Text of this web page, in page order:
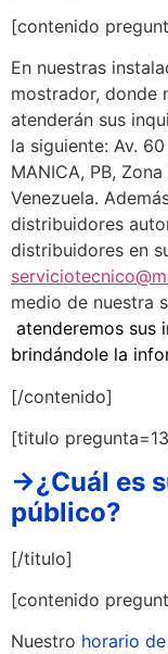
[contenido
En nuestras
mostrador, donde
atenderán sus
la siguiente: Av.
MANICA, PB,
Venezuela.
distribuidores
distribuidores en
medio de nuestra
atenderemos sus
brindándole la
[/contenido]
[titulo
→¿Cuál es
público?
[/titulo]
[contenido
Nuestro horario